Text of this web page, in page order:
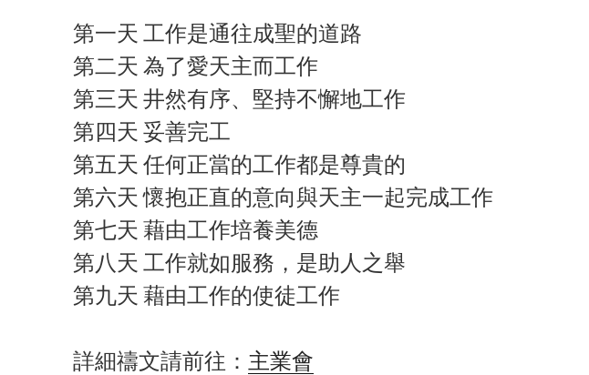
第一天 工作是通往成聖的道路
第二天 為了愛天主而工作
第三天 井然有序、堅持不懈地工作
第四天 妥善完工
第五天 任何正當的工作都是尊貴的
第六天 懷抱正直的意向與天主一起完成工作
第七天 藉由工作培養美德
第八天 工作就如服務，是助人之舉
第九天 藉由工作的使徒工作
詳細禱文請前往： 主業會